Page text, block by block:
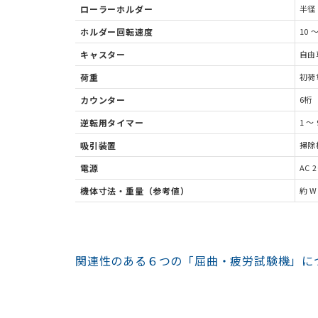
ローラーホルダー 半
ホルダー回転速度 10
キャスター 自
荷重 初
カウンター 6桁
逆転用タイマー 1 ～
吸引装置 掃
電源 AC
機体寸法・重量（参考値） 約
関連性のある６つの「屈曲・疲労試験機」